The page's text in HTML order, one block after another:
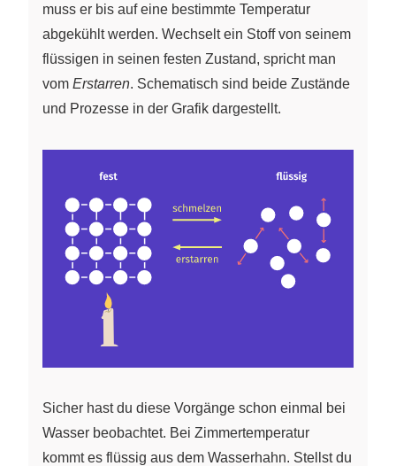
muss er bis auf eine bestimmte Temperatur
abgekühlt werden. Wechselt ein Stoff von seinem
flüssigen in seinen festen Zustand, spricht man
vom Erstarren. Schematisch sind beide Zustände
und Prozesse in der Grafik dargestellt.
Sicher hast du diese Vorgänge schon einmal bei
Wasser beobachtet. Bei Zimmertemperatur
kommt es flüssig aus dem Wasserhahn. Stellst du